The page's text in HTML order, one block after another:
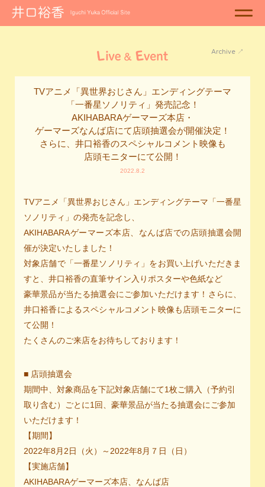
×
Archive ↗︎
TVアニメ「異世界おじさん」 エンディングテーマ
「一番星ソノリティ」発売記念！
AKIHABARAゲーマーズ本店・
ゲーマーズなんば店にて 店頭抽選会が開催決定！
さらに、井口裕香のスペシャルコメント映像も
店頭モニターにて公開！
2022.8.2
TVアニメ「異世界おじさん」エンディングテーマ「一番星
ソノリティ」の発売を記念し、
AKIHABARAゲーマーズ本店、なんば店での店頭抽選会開
催が決定いたしました！
対象店舗で「一番星ソノリティ」をお買い上げいただきま
すと、井口裕香の直筆サイン入りポスターや色紙など
豪華景品が当たる抽選会にご参加いただけます！さらに、
井口裕香によるスペシャルコメント映像も店頭モニターに
て公開！
たくさんのご来店をお待ちしております！
■ 店頭抽選会
期間中、対象商品を下記対象店舗にて1枚ご購入（予約引
取り含む）ごとに1回、豪華景品が当たる抽選会にご参加
いただけます！
【期間】
2022年8月2日（火）～2022年8月７日（日）
【実施店舗】
AKIHABARAゲーマーズ本店、なんば店